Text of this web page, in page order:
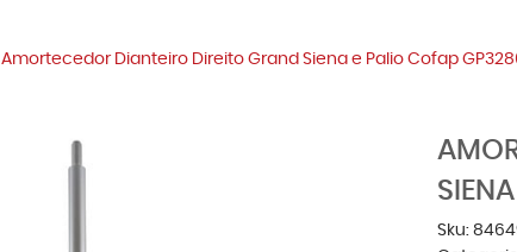
Amortecedor Dianteiro Direito Grand Siena e Palio Cofap
Sku: